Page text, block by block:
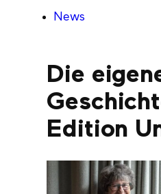
News
Die
Edition